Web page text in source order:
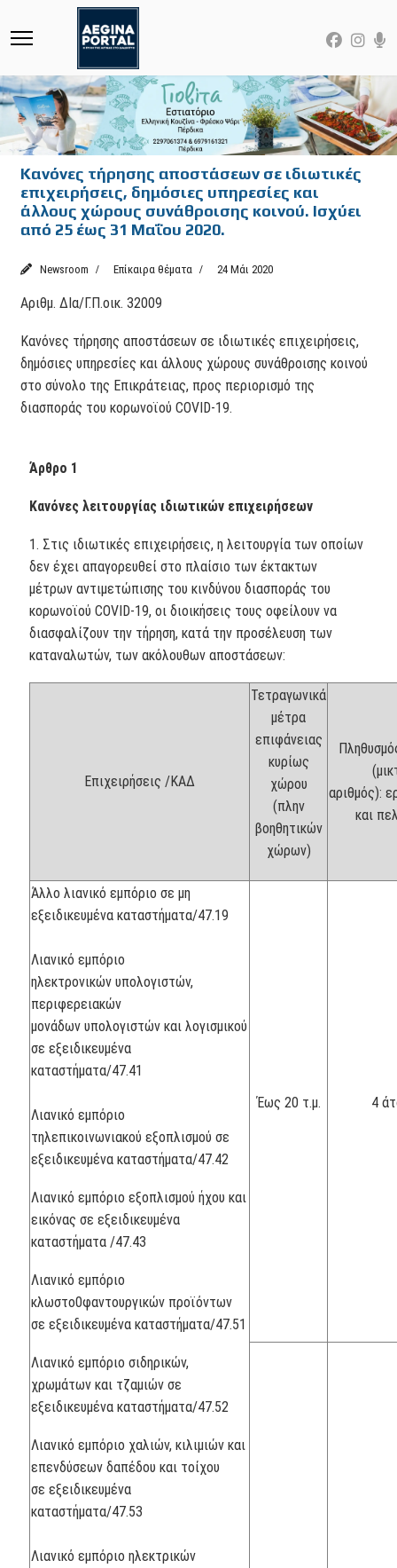
Κανόνες τήρησης αποστάσεων σε ιδιωτικές
επιχειρήσεις, δημόσιες υπηρεσίες και
άλλους χώρους συνάθροισης κοινού. Ισχύει
από 25 έως 31 Μαΐου 2020.
Newsroom Επίκαιρα θέματα 24 Μάι 2020
Αριθμ. ΔΙα/Γ.Π.οικ. 32009
Κανόνες τήρησης αποστάσεων σε ιδιωτικές επιχειρήσεις,
δημόσιες υπηρεσίες και άλλους χώρους συνάθροισης κοινού
στο σύνολο της Επικράτειας, προς περιορισμό της
διασποράς του κορωνοϊού COVID-19.
Άρθρο 1
Κανόνες λειτουργίας ιδιωτικών επιχειρήσεων
1. Στις ιδιωτικές επιχειρήσεις, η λειτουργία των οποίων
δεν έχει απαγορευθεί στο πλαίσιο των έκτακτων
μέτρων αντιμετώπισης του κινδύνου διασποράς του
κορωνοϊού COVID-19, οι διοικήσεις τους οφείλουν να
διασφαλίζουν την τήρηση, κατά την προσέλευση των
καταναλωτών, των ακόλουθων αποστάσεων:
Επιχειρήσεις /ΚΑΔ
Τετραγωνικά
μέτρα
επιφάνειας
κυρίως
χώρου
(πλην
βοηθητικών
χώρων)
αριθμός):
και
Άλλο λιανικό εμπόριο σε μη
εξειδικευμένα καταστήματα/47.19
Λιανικό εμπόριο
ηλεκτρονικών υπολογιστών,
περιφερειακών
μονάδων υπολογιστών και λογισμικού
σε εξειδικευμένα
καταστήματα/47.41
Λιανικό εμπόριο
τηλεπικοινωνιακού εξοπλισμού σε
εξειδικευμένα καταστήματα/47.42
Λιανικό εμπόριο εξοπλισμού ήχου και
εικόνας σε εξειδικευμένα
καταστήματα /47.43
Λιανικό εμπόριο
κλωστο0φαντουργικών προϊόντων
σε εξειδικευμένα καταστήματα/47.51
Λιανικό εμπόριο σιδηρικών,
χρωμάτων και τζαμιών σε
εξειδικευμένα καταστήματα/47.52
Λιανικό εμπόριο χαλιών, κιλιμιών και
επενδύσεων δαπέδου και τοίχου
σε εξειδικευμένα
καταστήματα/47.53
Λιανικό εμπόριο ηλεκτρικών
Έως 20 τ.μ. 4